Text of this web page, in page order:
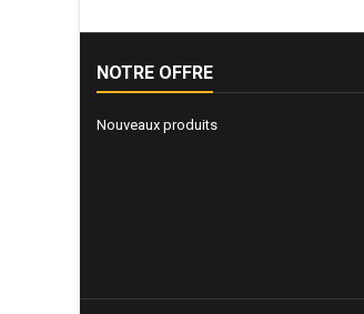
NOTRE OFFRE
Nouveaux produits